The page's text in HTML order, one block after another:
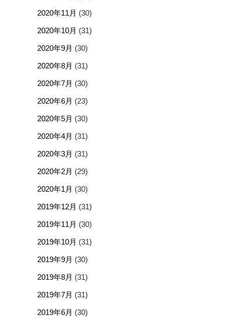
2020年11月 (30)
2020年10月 (31)
2020年9月 (30)
2020年8月 (31)
2020年7月 (30)
2020年6月 (23)
2020年5月 (30)
2020年4月 (31)
2020年3月 (31)
2020年2月 (29)
2020年1月 (30)
2019年12月 (31)
2019年11月 (30)
2019年10月 (31)
2019年9月 (30)
2019年8月 (31)
2019年7月 (31)
2019年6月 (30)